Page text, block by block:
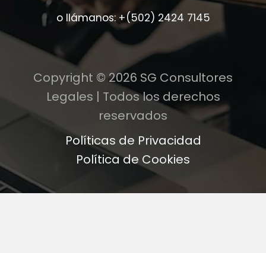
o llámanos: +(502) 2424 7145
Copyright © 2026 SG Consultores
Legales | Todos los derechos
reservados
Políticas de Privacidad
Política de Cookies